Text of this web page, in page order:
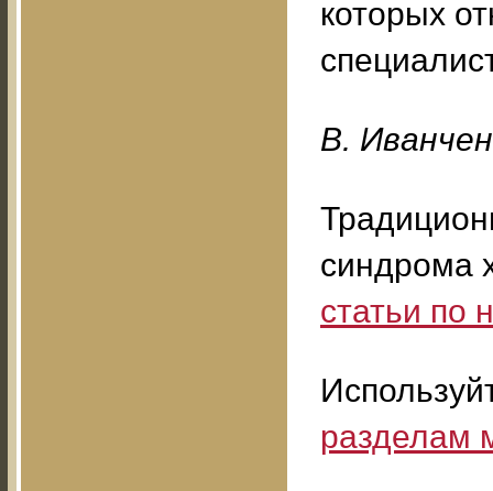
которых
B.
синдрома
статьи по
разделам